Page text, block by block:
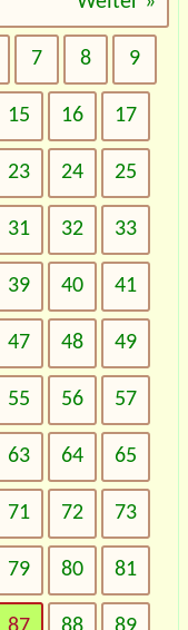
7 8 9
15 16 17
23 24 25
31 32 33
39 40 41
47 48 49
55 56 57
63 64 65
71 72 73
79 80 81